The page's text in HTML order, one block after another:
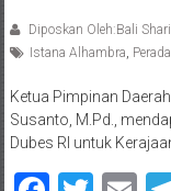
Diposkan Oleh:Bali
Istana Alhambra,
Ketua Pimpinan
Susanto, M.Pd.,
Dubes RI untuk